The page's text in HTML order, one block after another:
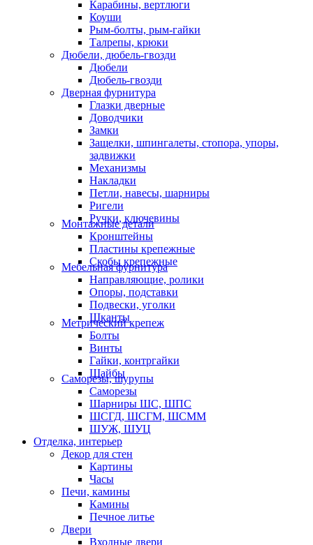
Карабины, вертлюги
Коуши
Рым-болты, рым-гайки
Талрепы, крюки
Дюбели, дюбель-гвозди
Дюбели
Дюбель-гвозди
Дверная фурнитура
Глазки дверные
Доводчики
Замки
Защелки, шпингалеты, стопора, упоры,
задвижки
Механизмы
Накладки
Петли, навесы, шарниры
Ригели
Ручки, ключевины
Монтажные детали
Кронштейны
Пластины крепежные
Скобы крепежные
Мебельная фурнитура
Направляющие, ролики
Опоры, подставки
Подвески, уголки
Шканты
Метрический крепеж
Болты
Винты
Гайки, контргайки
Шайбы
Саморезы, шурупы
Саморезы
Шарниры ШС, ШПС
ШСГД, ШСГМ, ШСММ
ШУЖ, ШУЦ
Отделка, интерьер
Декор для стен
Картины
Часы
Печи, камины
Камины
Печное литье
Двери
Входные двери